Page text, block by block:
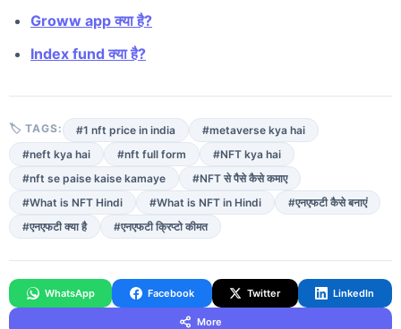
Groww app क्या है?
Index fund क्या है?
🏷 TAGS: #1 nft price in india
#metaverse kya hai
#neft kya hai
#nft full form
#NFT kya hai
#nft se paise kaise kamaye
#NFT से पैसे कैसे कमाए
#What is NFT Hindi
#What is NFT in Hindi
#एनएफटी कैसे बनाएं
#एनएफटी क्या है
#एनएफटी क्रिप्टो कीमत
WhatsApp Facebook Twitter LinkedIn
More